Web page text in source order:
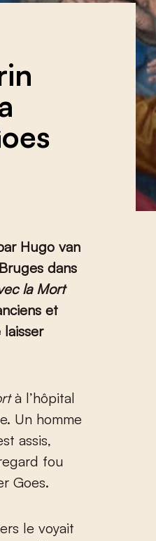
Hugo van
dans
la Mort
et
à l’hôpital
Un homme
assis,
fou
Goes.
le voyait